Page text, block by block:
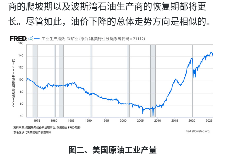
商的爬坡期以及波斯湾石油生产商的恢复期都将更
长。尽管如此，油价下降的总体走势方向是相似的。
图二、美国原油工业产量